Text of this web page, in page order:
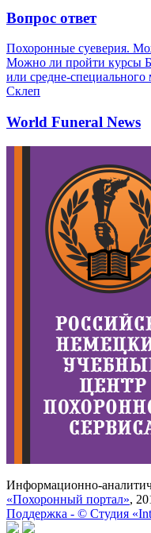
Вопрос ответ
Похоронные суеверия.
Можно ли пройти курсы
или средне-специального
Склеп
World Funeral News
Информационно-
«Похоронный портал»,
Поддержка - © Cтудия